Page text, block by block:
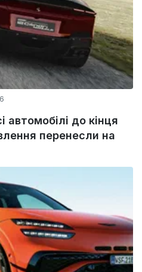
автомобілі до кінця
перенесли на